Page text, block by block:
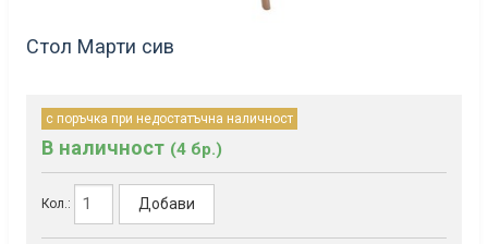
Стол Марти сив
с поръчка при недостатъчна наличност
В наличност (4 бр.)
Кол.: Добави